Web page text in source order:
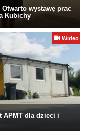
wystawę prac
Kubichy
Wideo
APMT dla dzieci i